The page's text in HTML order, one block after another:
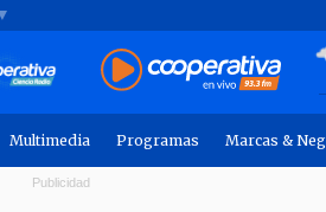
Multimedia Programas Marcas &